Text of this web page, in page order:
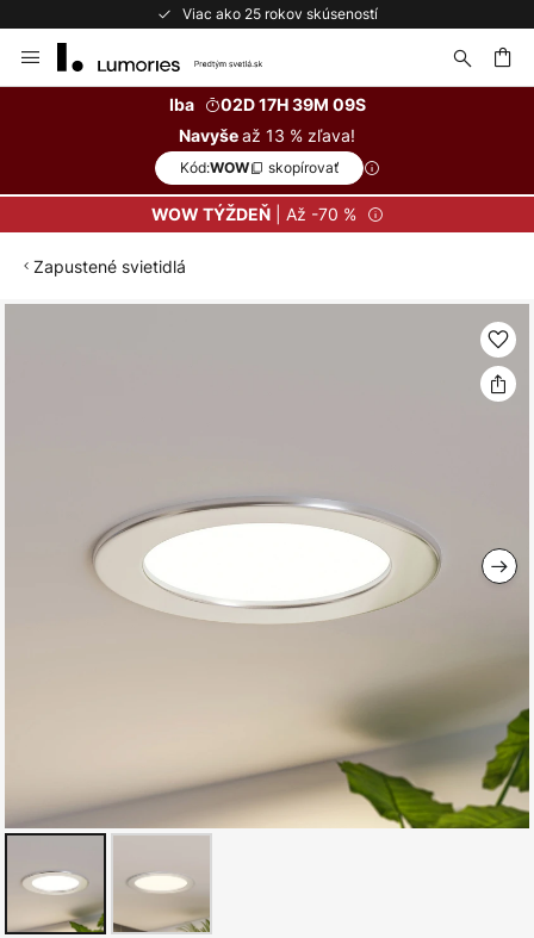
Viac ako 25 rokov skúseností
to
Iba
02D 17H 39M 08S
Navyšeaž 13 % zľava!
Kód:WOW skopírovať
WOW TÝŽDEŇ| Až -70 %
Zapustené svietidlá